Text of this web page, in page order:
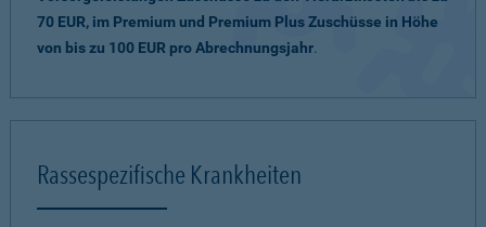
70 EUR, im Premium und Premium Plus Zuschüsse in Höhe
von bis zu 100 EUR pro Abrechnungsjahr.
Rassespezifische Krankheiten